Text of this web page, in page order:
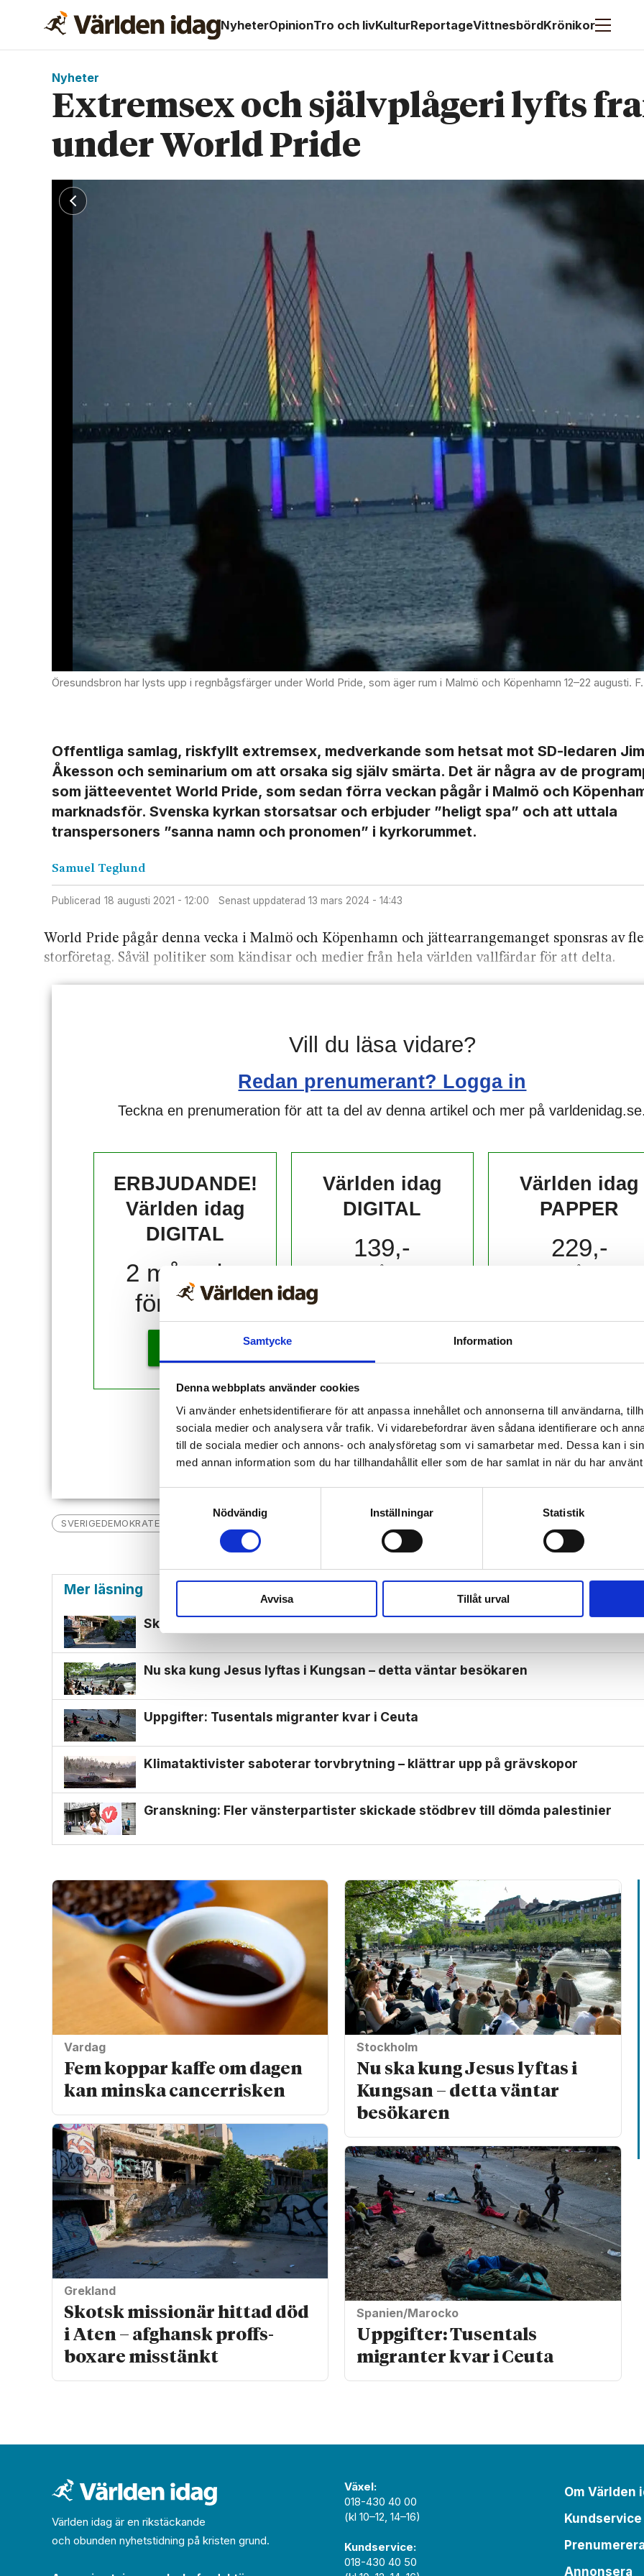
Samtycke Information
Denna webbplats använder cookies
Vi använder enhetsidentifierare för att anpassa innehållet och annonserna till användarna,
sociala medier och analysera vår trafik. Vi vidarebefordrar även sådana identifierare och
till de sociala medier och annons- och analysföretag som vi samarbetar med. Dessa kan i
med annan information som du har tillhandahållit eller som de har samlat in när du har
Nödvändig
Inställningar Statistik
Avvisa Tillåt urval
NyheterOpinionTro och livKulturReportageVittnesbördKrönikor
Nyheter
Extremsex och självplågeri lyfts
under World Pride
Öresundsbron har lysts upp i regnbågsfärger under World Pride, som äger rum i Malmö och Köpenhamn 12–22 augusti. Foto: Johan Nilsson/TT
Offentliga samlag, riskfyllt extremsex, medverkande som hetsat mot SD-ledaren
Åkesson och seminarium om att orsaka sig själv smärta. Det är några av de
som jätteeventet World Pride, som sedan förra veckan pågår i Malmö och
marknadsför. Svenska kyrkan storsatsar och erbjuder ”heligt spa” och att uttala
transpersoners ”sanna namn och pronomen” i kyrkorummet.
Samuel Teglund
Publicerad 18 augusti 2021 - 12:00 Senast uppdaterad 13 mars 2024 - 14:43
World Pride pågår denna vecka i Malmö och Köpenhamn och jättearrangemanget sponsras av
storföretag. Såväl politiker som kändisar och medier från hela världen vallfärdar för att delta.
Vill du läsa vidare?
Redan prenumerant? Logga in
Teckna en prenumeration för att ta del av denna artikel och mer på
ERBJUDANDE!
Världen idag
DIGITAL
2 månader
för 10 kr!
Världen idag
DIGITAL
139,-
Världen idag
PAPPER
229,-
Redan prenumerant? Logga in
Mina Sidor
SVERIGEDEMOKRATERNA
Mer läsning
Skotsk missionär hittad död i Aten – afghansk proffs­boxare misstänkt
Nu ska kung Jesus lyftas i Kungsan – detta väntar besökaren
Uppgifter: Tusentals migranter kvar i Ceuta
Klimat­aktivister saboterar torv­brytning – klättrar upp på gräv­skopor
Granskning: Fler vänsterpartister skickade stödbrev till dömda palestinier
Vardag
Fem koppar kaffe om dagen
kan minska cancer­risken
Grekland
Skotsk missionär hittad död
i Aten – afghansk proffs­
boxare misstänkt
Stockholm
Nu ska kung Jesus lyftas i
Kungsan – detta väntar
besökaren
Spanien/Marocko
Uppgifter: Tusentals
migranter kvar i Ceuta
Världen idag är en rikstäckande
och obunden nyhets­­­tidning på kristen grund.
Växel:
018-430 40 00
(kl 10–12, 14–16)
Kundservice:
018-430 40 50
Om Världen
Kundservice
Annonsera